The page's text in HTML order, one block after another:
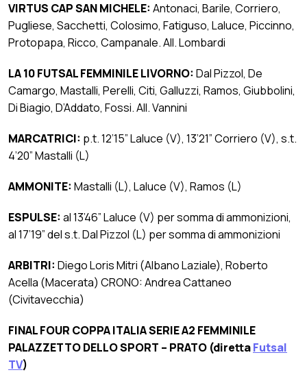
VIRTUS CAP SAN MICHELE: Antonaci, Barile, Corriero,
Pugliese, Sacchetti, Colosimo, Fatiguso, Laluce, Piccinno,
Protopapa, Ricco, Campanale. All. Lombardi
LA 10 FUTSAL FEMMINILE LIVORNO: Dal Pizzol, De
Camargo, Mastalli, Perelli, Citi, Galluzzi, Ramos, Giubbolini,
Di Biagio, D’Addato, Fossi. All. Vannini
MARCATRICI: p.t. 12’15” Laluce (V), 13’21” Corriero (V), s.t.
4’20” Mastalli (L)
AMMONITE: Mastalli (L), Laluce (V), Ramos (L)
ESPULSE: al 13’46” Laluce (V) per somma di ammonizioni,
al 17’19” del s.t. Dal Pizzol (L) per somma di ammonizioni
ARBITRI: Diego Loris Mitri (Albano Laziale), Roberto
Acella (Macerata) CRONO: Andrea Cattaneo
(Civitavecchia)
FINAL FOUR COPPA ITALIA SERIE A2 FEMMINILE
PALAZZETTO DELLO SPORT – PRATO (direttaFutsal
TV)